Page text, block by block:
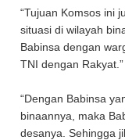
“Tujuan Komsos ini
situasi di wilayah
Babinsa dengan
TNI dengan
“Dengan Babinsa
binaannya, maka
desanya. Sehingga